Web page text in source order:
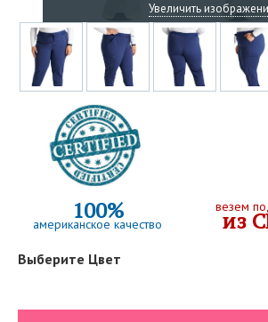
Увеличить
100%
американское качество
везем
из
Выберите Цвет